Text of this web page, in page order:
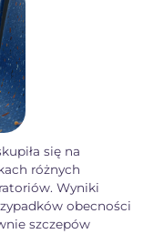
się na
różnych
Wyniki
obecności
szczepów